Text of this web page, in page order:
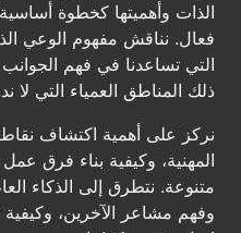
الذات وأهميتها كخطوة
فعال. نناقش مفهوم الوعي
التي تساعدنا في فهم
ذلك المناطق العمياء التي لا
نركز على أهمية اكتشاف نقاط
المهنية، وكيفية بناء فرق
متنوعة. نتطرق إلى الذكاء
وفهم مشاعر الآخرين، وكيفية